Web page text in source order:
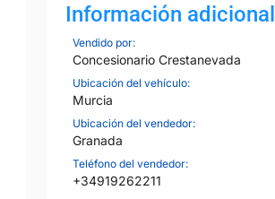
Información adicional
Vendido por:
Concesionario Crestanevada
Ubicación del vehículo:
Murcia
Ubicación del vendedor:
Granada
Teléfono del vendedor:
+34919262211